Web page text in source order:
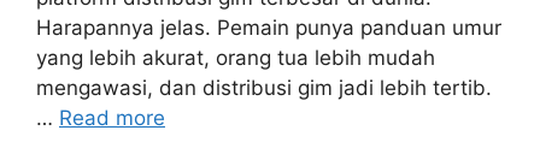
Harapannya jelas. Pemain punya panduan umur
yang lebih akurat, orang tua lebih mudah
mengawasi, dan distribusi gim jadi lebih tertib.
… Read more